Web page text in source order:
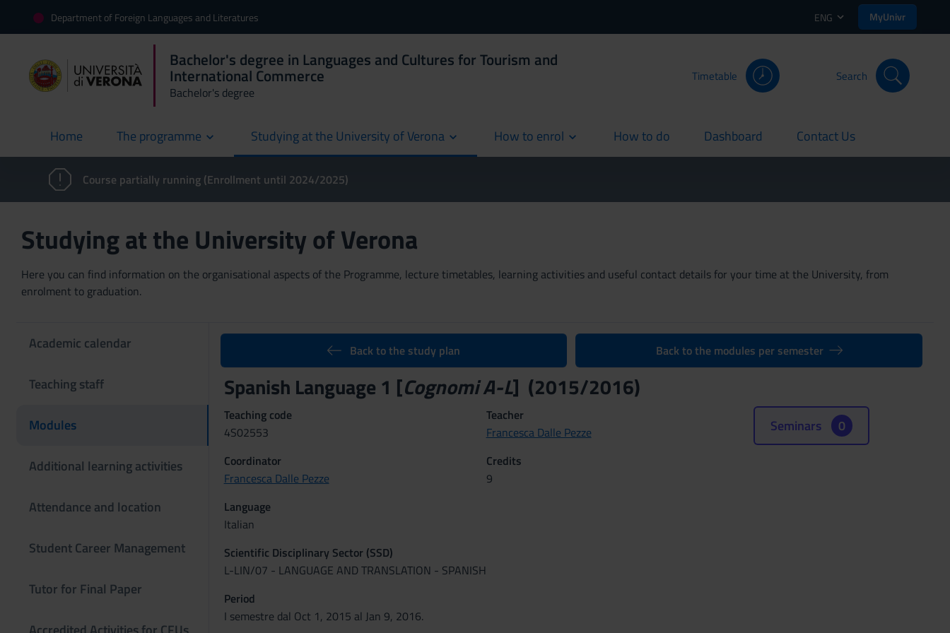
Department of Foreign Languages and Literatures ENG MyUnivr
Bachelor's degree in Languages and Cultures for Tourism and
International Commerce
Bachelor's degree
Timetable Search
Home
current The programme Studying at the University of Verona How to enrol How to do
current Dashboard
current Contact Us
current
Course partially running (Enrollment until 2024/2025)
Studying at the University of Verona
Here you can find information on the organisational aspects of the Programme, lecture timetables, learning activities and useful contact details for your time at the University, from
enrolment to graduation.
Academic calendar
Teaching staff
Modules
Additional learning activities
Attendance and location
Student Career Management
Tutor for Final Paper
Back to the study plan Back to the modules per semester
Spanish Language 1 [Cognomi A-L] (2015/2016)
Teaching code
4S02553
Teacher
Francesca Dalle Pezze
Coordinator
Francesca Dalle Pezze
Credits
9
Language
Italian
Scientific Disciplinary Sector (SSD)
L-LIN/07 - LANGUAGE AND TRANSLATION - SPANISH
Period
I semestre dal Oct 1, 2015 al Jan 9, 2016.
Seminars 0